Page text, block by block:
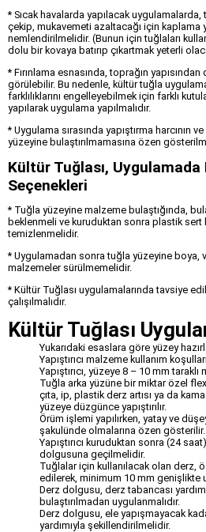
* Sıcak havalarda yapılacak uygulamalarda,
çekip, mukavemeti azaltacağı için kaplama
nemlendirilmelidir. (Bunun için tuğlaları
dolu bir kovaya batırıp çıkartmak yeterli
* Fırınlama esnasında, toprağın
görülebilir. Bu nedenle, kültür tuğla
farklılıklarını engelleyebilmek için farklı
yapılarak uygulama yapılmalıdır.
* Uygulama sırasında yapıştırma harcının
yüzeyine bulaştırılmamasına özen
Kültür Tuğlası,
Seçenekleri
* Tuğla yüzeyine malzeme bulaştığında,
beklenmeli ve kuruduktan sonra plastik sert
temizlenmelidir.
* Uygulamadan sonra tuğla yüzeyine boya,
malzemeler sürülmemelidir.
* Kültür Tuğlası uygulamalarında tavsiye
çalışılmalıdır.
Kültür Tuğlası
Yukarıdaki esaslara göre yüzey
Yapıştırıcı malzeme kullanım
Yapıştırıcı, yüzeye 8 – 10 mm taraklı
Tuğla arka yüzüne bir miktar özel flex
çıta, ip, plastik derz artısı ya da
yüzeye düzgünce yapıştırılır.
Örüm işlemi yapılırken, yatay ve
şakulünde olmalarına özen gösterilir.
Yapıştırıcı kuruduktan sonra (24
dolgusuna geçilmelidir.
Tuğlalar için kullanılacak olan derz,
edilerek, minimum 10 mm genişlikte
Derz dolgusu, derz tabancası
bulaştırılmadan uygulanmalıdır.
Derz dolgusu, ele yapışmayacak
yardımıyla şekillendirilmelidir.